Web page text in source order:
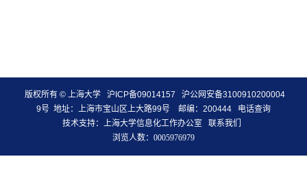
版权所有 ©上海大学 沪ICP备09014157
沪公网安备3100910200004
9号 地址：上海市宝山区上大路99号 邮编：200444 电话查询
技术支持： 上海大学信息化工作办公室 联系我们
浏览人数： 0005976979